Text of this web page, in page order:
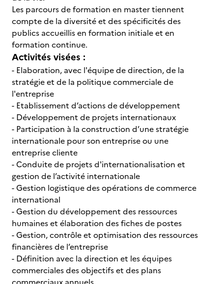
Les parcours de formation en master tiennent
compte de la diversité et des spécificités des
publics accueillis en formation initiale et en
formation continue.
Activités visées :
- Elaboration, avec l'équipe de direction, de la
stratégie et de la politique commerciale de
l'entreprise
- Etablissement d’actions de développement
- Développement de projets internationaux
- Participation à la construction d’une stratégie
internationale pour son entreprise ou une
entreprise cliente
- Conduite de projets d'internationalisation et
gestion de l’activité internationale
- Gestion logistique des opérations de commerce
international
- Gestion du développement des ressources
humaines et élaboration des fiches de postes
- Gestion, contrôle et optimisation des ressources
financières de l’entreprise
- Définition avec la direction et les équipes
commerciales des objectifs et des plans